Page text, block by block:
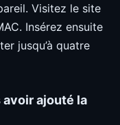
Visitez le site
Insérez ensuite
jusqu’à quatre
ajouté la